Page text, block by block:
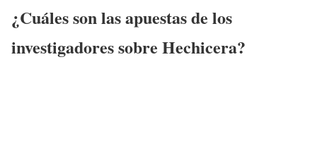
¿Cuáles son las apuestas de los
investigadores sobre Hechicera?